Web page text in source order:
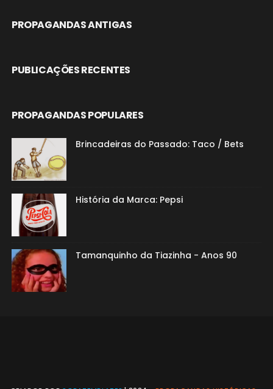
PROPAGANDAS ANTIGAS
PUBLICAÇÕES RECENTES
PROPAGANDAS POPULARES
Brincadeiras do Passado: Taco / Bets
História da Marca: Pepsi
Tamanquinho da Tiazinha - Anos 90